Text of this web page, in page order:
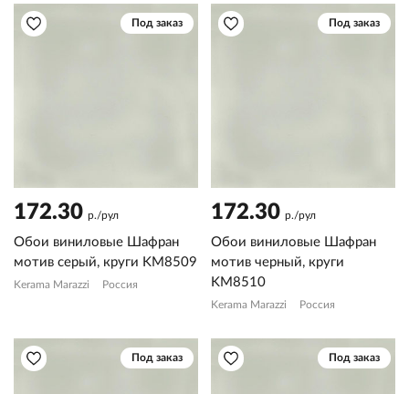
Под заказ
172.30 р./рул
Обои виниловые Шафран
мотив серый, круги KM8509
Kerama Marazzi Россия
Под заказ
172.30 р./рул
Обои виниловые Шафран
мотив черный, круги
KM8510
Kerama Marazzi Россия
Под заказ Под заказ